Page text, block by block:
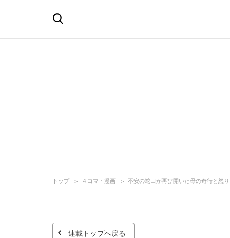
トップ ４コマ・漫画 不安の蛇口が再び開いた母の奇行と怒
連載トップへ戻る